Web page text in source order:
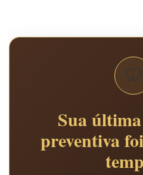
🦷
Sua
preventiva